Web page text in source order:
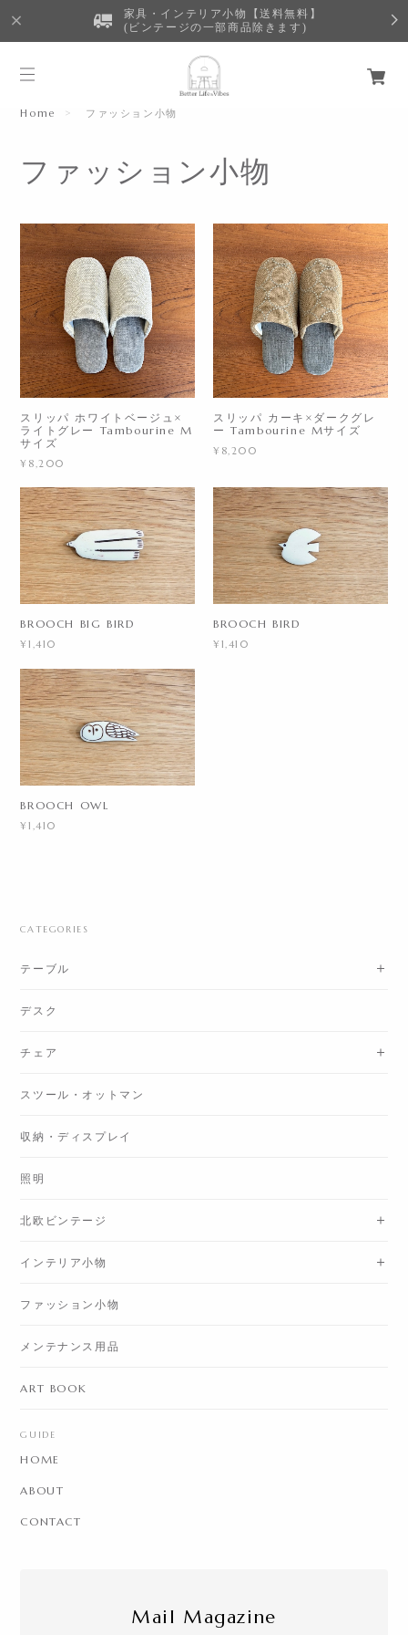
家具・インテリア小物【送料無料】
(ビンテージの一部商品除きます)
Home ファッション小物
ファッション小物
スリッパ ホワイトベージュ×
ライトグレー Tambourine M
サイズ
¥8,200
スリッパ カーキ×ダークグレ
ー Tambourine Mサイズ
¥8,200
BROOCH BIG BIRD
¥1,410
BROOCH BIRD
¥1,410
BROOCH OWL
¥1,410
CATEGORIES
テーブル
デスク
チェア
スツール・オットマン
収納・ディスプレイ
照明
北欧ビンテージ
インテリア小物
ファッション小物
メンテナンス用品
ART BOOK
GUIDE
HOME
ABOUT
CONTACT
Mail Magazine